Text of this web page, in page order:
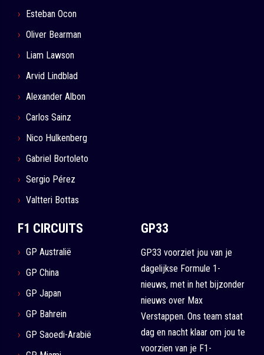
Esteban Ocon
Oliver Bearman
Liam Lawson
Arvid Lindblad
Alexander Albon
Carlos Sainz
Nico Hulkenberg
Gabriel Bortoleto
Sergio Pérez
Valtteri Bottas
F1 CIRCUITS
GP Australië
GP China
GP Japan
GP Bahrein
GP Saoedi-Arabië
GP33
GP33 voorziet jou van je
dagelijkse Formule 1-
nieuws, met in het bijzonder
nieuws over Max
Verstappen. Ons team staat
dag en nacht klaar om jou te
voorzien van je F1-